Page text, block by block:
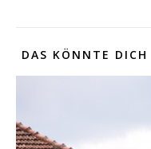
DAS KÖNNTE DICH